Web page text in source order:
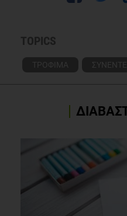
TOPICS
ΤΡΟΦΙΜΑ